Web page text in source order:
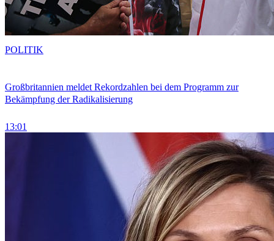
Großbritannien meldet Rekordzahlen bei dem Programm zur
Bekämpfung der Radikalisierung
13:01
POLITIK